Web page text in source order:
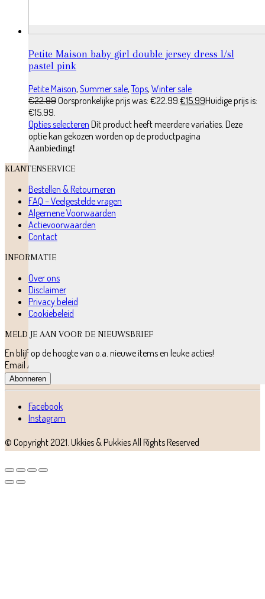
Petite Maison baby girl double jersey dress l/sl
pastel pink
Petite Maison, Summer sale,Tops, Winter sale
€22.99Oorspronkelijke prijs was: €22.99. €15.99Huidige prijs is:
€15.99.
Opties selecteren Dit product heeft meerdere variaties. Deze
optie kan gekozen worden op de productpagina
Aanbieding!
KLANTENSERVICE
Bestellen & Retourneren
FAQ – Veelgestelde vragen
Algemene Voorwaarden
Actievoorwaarden
Contact
INFORMATIE
Over ons
Disclaimer
Privacy beleid
Cookiebeleid
MELD JE AAN VOOR DE NIEUWSBRIEF
En blijf op de hoogte van o.a. nieuwe items en leuke acties!
Email Address
Abonneren
Facebook
Instagram
© Copyright 2021. Ukkies & PukkiesAll Rights Reserved